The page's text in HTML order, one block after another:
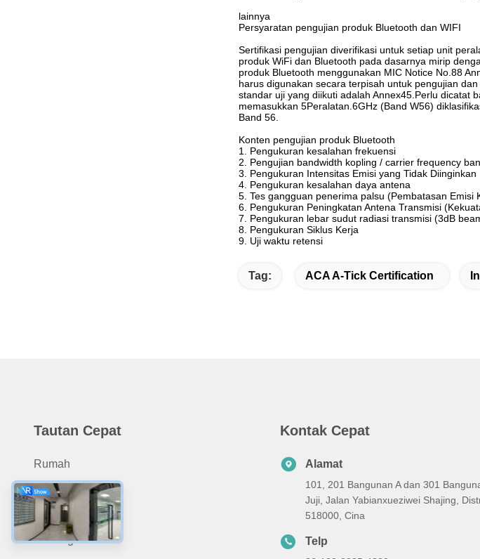
lainnya
Persyaratan pengujian produk Bluetooth dan WIFI
Sertifikasi pengujian diverifikasi untuk setiap unit
produk WiFi dan Bluetooth pada dasarnya mirip
produk Bluetooth menggunakan MIC Notice No.88
harus digunakan secara terpisah untuk pengujian
standar uji yang diikuti adalah Annex45.Perlu dicatat
memasukkan 5Peralatan.6GHz (Band W56)
Band 56.
Konten pengujian produk Bluetooth
1. Pengukuran kesalahan frekuensi
2. Pengujian bandwidth kopling / carrier frequency
3. Pengukuran Intensitas Emisi yang Tidak Diinginkan
4. Pengukuran kesalahan daya antena
5. Tes gangguan penerima palsu (Pembatasan Emisi
6. Pengukuran Peningkatan Antena Transmisi
7. Pengukuran lebar sudut radiasi transmisi (3dB
8. Pengukuran Siklus Kerja
9. Uji waktu retensi
Tag: ACA A-Tick Certification
Tautan Cepat
Rumah
Produk
Tentang Kami
Hubungi Kami
Kontak Cepat
Alamat
101, 201 Bangunan A dan 301
Juji, Jalan Yabianxueziwei Shajing,
518000, Cina
Telp